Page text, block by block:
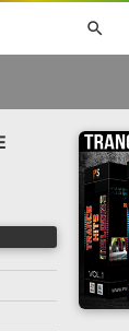
»
search
V4X 巡音ルカ
TOONTRACK
ライ
ボーカル抜き出し
MUTANT